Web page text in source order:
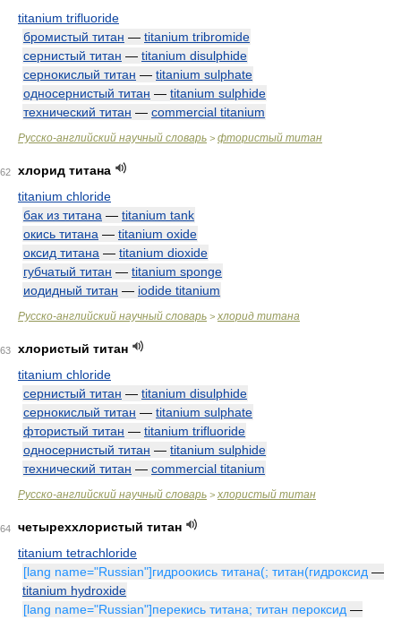
titanium trifluoride
бромистый титан — titanium tribromide
сернистый титан — titanium disulphide
сернокислый титан — titanium sulphate
односернистый титан — titanium sulphide
технический титан — commercial titanium
Русско-английский научный словарь > фтористый титан
62
хлорид титана
titanium chloride
бак из титана — titanium tank
окись титана — titanium oxide
оксид титана — titanium dioxide
губчатый титан — titanium sponge
иодидный титан — iodide titanium
Русско-английский научный словарь > хлорид титана
63
хлористый титан
titanium chloride
сернистый титан — titanium disulphide
сернокислый титан — titanium sulphate
фтористый титан — titanium trifluoride
односернистый титан — titanium sulphide
технический титан — commercial titanium
Русско-английский научный словарь > хлористый титан
64
четыреххлористый титан
titanium tetrachloride
[lang name="Russian"]гидроокись титана(; титан(гидроксид —
titanium hydroxide
[lang name="Russian"]перекись титана; титан пероксид —